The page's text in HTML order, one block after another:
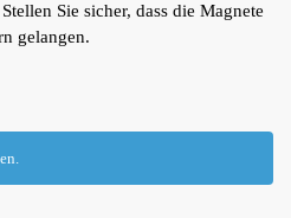
Sie sicher, dass die Magnete
gelangen.